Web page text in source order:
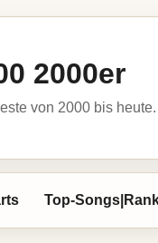
2000er
von 2000 bis heute.
Top-